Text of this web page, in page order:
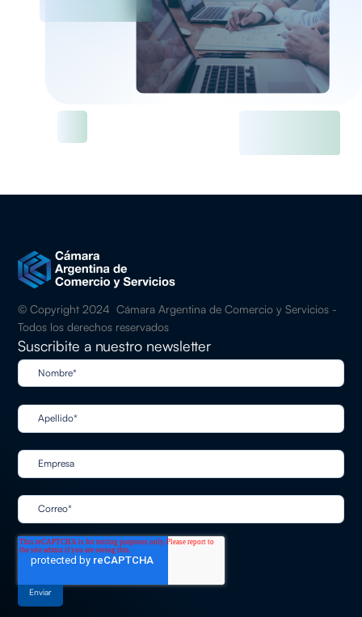
© Copyright 2024 Cámara Argentina de Comercio y Servicios -
Todos los derechos reservados
Suscribite a nuestro newsletter